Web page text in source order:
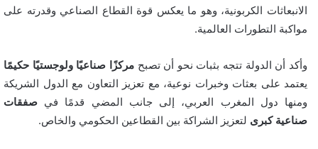
الانبعاثات الكربونية، وهو ما يعكس قوة القطاع الصناعي وقدرته على
مواكبة التطورات العالمية.
وأكد أن الدولة تتجه بثبات نحو أن تصبحمركزًا صناعيًا ولوجستيًا حكيمًا
يعتمد على بعثات وخبرات نوعية، مع تعزيز التعاون مع الدول الشريكة
ومنها دول المغرب العربي، إلى جانب المضي قدمًا في صفقات
صناعية كبرى لتعزيز الشراكة بين القطاعين الحكومي والخاص.